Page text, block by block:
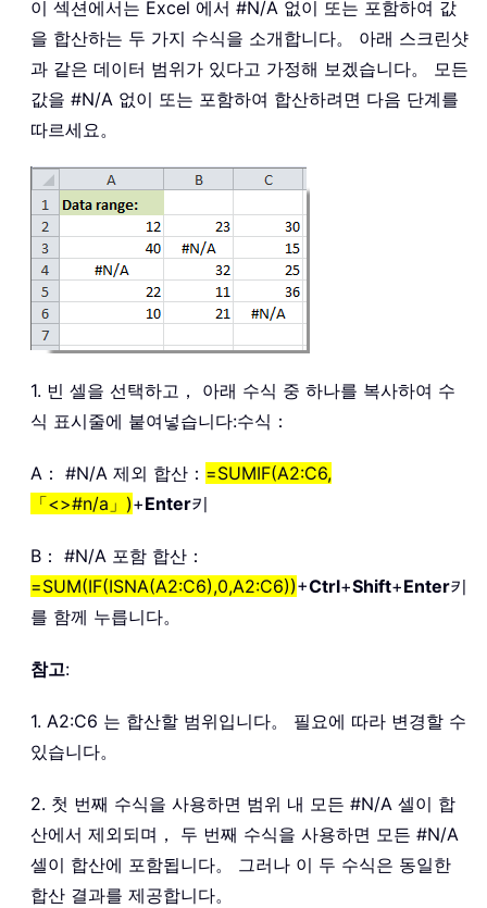
이 섹션에서는 Excel 에서 #N/A 없이 또는 포함하여 값
을 합산하는 두 가지 수식을 소개합니다。 아래 스크린샷
과 같은 데이터 범위가 있다고 가정해 보겠습니다。 모든
값을 #N/A 없이 또는 포함하여 합산하려면 다음 단계를
따르세요。
1. 빈 셀을 선택하고， 아래 수식 중 하나를 복사하여 수
식 표시줄에 붙여넣습니다:수식：
A： #N/A 제외 합산： =SUMIF(A2:C6,
「<>#n/a」)+Enter키
B： #N/A 포함 합산：
=SUM(IF(ISNA(A2:C6),0,A2:C6))+Ctrl+Shift+Enter키
를 함께 누릅니다。
참고:
1. A2:C6 는 합산할 범위입니다。 필요에 따라 변경할 수
있습니다。
2. 첫 번째 수식을 사용하면 범위 내 모든 #N/A 셀이 합
산에서 제외되며， 두 번째 수식을 사용하면 모든 #N/A
셀이 합산에 포함됩니다。 그러나 이 두 수식은 동일한
합산 결과를 제공합니다。